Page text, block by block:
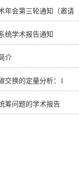
年会第三轮通知（邀请
统学术报告通知
介
交换的定量分析：1
筹问题的学术报告